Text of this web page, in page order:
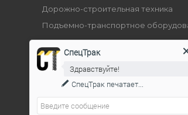
Дорожно-строительная техника
Подъемно-транспортное
СпецТрак
Здравствуйте!
СпецТрак печатает...